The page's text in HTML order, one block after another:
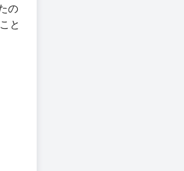
の
と